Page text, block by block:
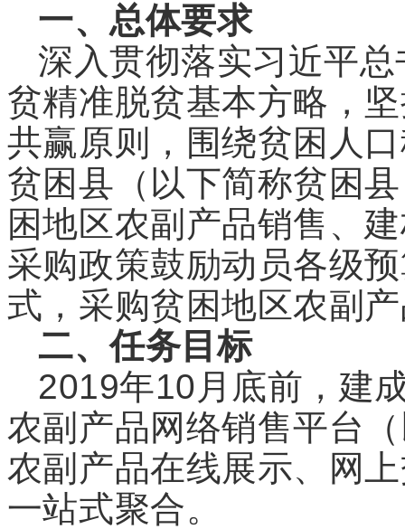
一、总体要求
深入贯彻落实习近平
贫精准脱贫基本方略，
共赢原则，围绕贫困人
贫困县（以下简称贫困
困地区农副产品销售、
采购政策鼓励动员各级
式，采购贫困地区农副
二、任务目标
2019年10 月底前，建
农副产品网络销售平台
农副产品在线展示、网
一站式聚合。